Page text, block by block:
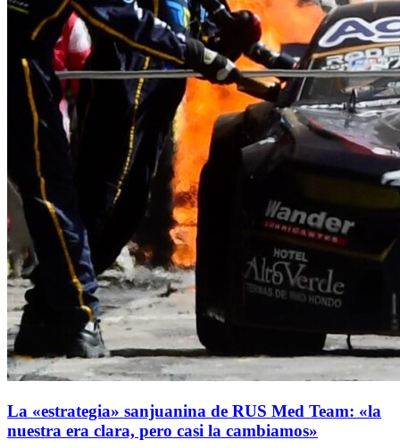
La «estrategia» sanjuanina de RUS Med Team: «la
nuestra era clara, pero casi la cambiamos»